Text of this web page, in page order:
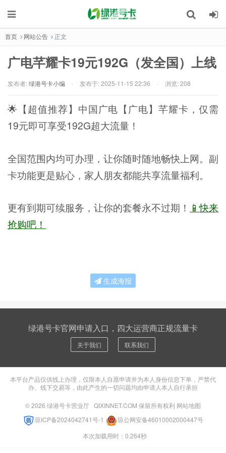
首页 网站公告 正文
广电芊耀卡19元192G（发全国）上线
发布者:绿港号卡小编 · 发布于:2025-11-15 22:36 · 浏览: 208
🌟【超值推荐】中国广电【广电】芊耀卡，仅需
19元即可享受192G超大流量！
全国范围内均可办理，让你随时随地畅快上网。副
卡功能更是贴心，家人朋友都能共享流量福利。
更有到期可续服务，让你的套餐永不过期！ 📱快来
抢购吧！
生成海报
绿港号卡官网申请入口，四大运营商正规流量卡
关于我们 联系我们
本平台产品仅供线上办理，仅限本人自愿申请并为本人身份信息下单，严禁代
办、线下交易等，由此产生的一切问题均由申请人本人自行承担
© 2026 绿港号卡营业厅 QIXINNET.COM 保留所有权利 网站地图
琼ICP备2024042741号-1
琼公网安备46010002000447号
本次加载用时：0.264秒